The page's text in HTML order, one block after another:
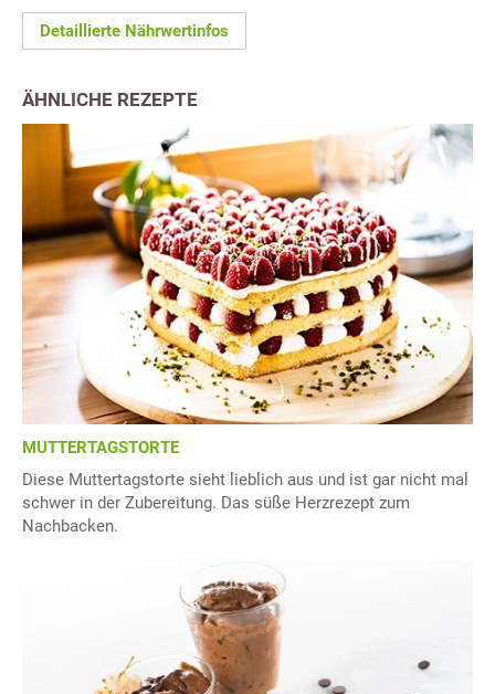
Detaillierte Nährwertinfos
ÄHNLICHE REZEPTE
MUTTERTAGSTORTE
Diese Muttertagstorte sieht lieblich aus und ist gar nicht mal
schwer in der Zubereitung. Das süße Herzrezept zum
Nachbacken.